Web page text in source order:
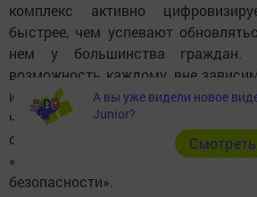
комплекс активно
быстрее, чем успевают
нем у большинства граждан.
возможность каждому, вне
и возраста, проверить себя и
чем держится
страны в поддержку
«Технологическое обеспечение
безопасности».
А вы уже видели новое
Junior?
Cмотреть